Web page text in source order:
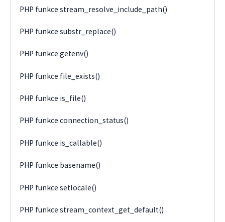
PHP funkce stream_resolve_include_path()
PHP funkce substr_replace()
PHP funkce getenv()
PHP funkce file_exists()
PHP funkce is_file()
PHP funkce connection_status()
PHP funkce is_callable()
PHP funkce basename()
PHP funkce setlocale()
PHP funkce stream_context_get_default()